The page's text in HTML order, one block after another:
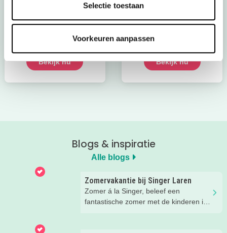
Selectie toestaan
Voorkeuren aanpassen
Kroon op de taart bij
Bekijk nu
Onze favoriete
Bekijk nu
Blogs & inspiratie
Alle blogs
Zomervakantie bij Singer Laren
Zomer á la Singer, beleef een
fantastische zomer met de kinderen in